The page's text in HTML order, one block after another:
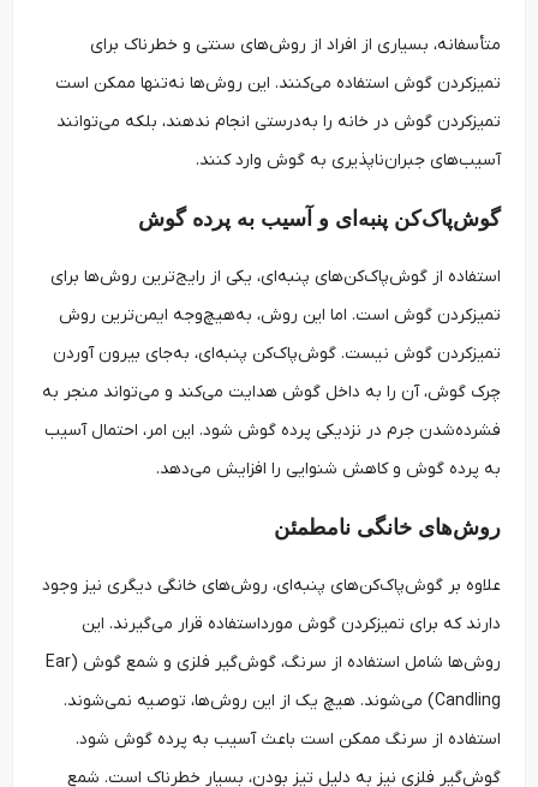
متأسفانه، بسیاری از افراد از روش‌های سنتی و خطرناک برای
تمیزکردن گوش استفاده می‌کنند. این روش‌ها نه‌تنها ممکن است
تمیزکردن گوش در خانه را به‌درستی انجام ندهند، بلکه می‌توانند
آسیب‌های جبران‌ناپذیری به گوش وارد کنند.
گوش‌پاک‌کن پنبه‌ای و آسیب به پرده گوش
استفاده از گوش‌پاک‌کن‌های پنبه‌ای، یکی از رایج‌ترین روش‌ها برای
تمیزکردن گوش است. اما این روش، به‌هیچ‌وجه ایمن‌ترین روش
تمیزکردن گوش نیست. گوش‌پاک‌کن پنبه‌ای، به‌جای بیرون آوردن
چرک گوش، آن را به داخل گوش هدایت می‌کند و می‌تواند منجر به
فشرده‌شدن جرم در نزدیکی پرده گوش شود. این امر، احتمال آسیب
به پرده گوش و کاهش شنوایی را افزایش می‌دهد.
روش‌های خانگی نامطمئن
علاوه بر گوش‌پاک‌کن‌های پنبه‌ای، روش‌های خانگی دیگری نیز وجود
دارند که برای تمیزکردن گوش مورداستفاده قرار می‌گیرند. این
روش‌ها شامل استفاده از سرنگ، گوش‌گیر فلزی و شمع گوش (Ear
Candling) می‌شوند. هیچ یک از این روش‌ها، توصیه نمی‌شوند.
استفاده از سرنگ ممکن است باعث آسیب به پرده گوش شود.
گوش‌گیر فلزی نیز به دلیل تیز بودن، بسیار خطرناک است. شمع